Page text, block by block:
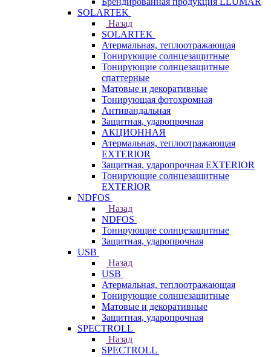
SOLARTEK
Назад
SOLARTEK
Атермальная, теплоотражающая
Тонирующие солнцезащитные
Тонирующие солнцезащитные
спаттерные
Матовые и декоративные
Тонирующая фотохромная
Антивандальная
Защитная, ударопрочная
АКЦИОННАЯ
Атермальная, теплоотражающая
EXTERIOR
Защитная, ударопрочная EXTERIOR
Тонирующие солнцезащитные
EXTERIOR
NDFOS
Назад
NDFOS
Тонирующие солнцезащитные
Защитная, ударопрочная
USB
Назад
USB
Атермальная, теплоотражающая
Тонирующие солнцезащитные
Матовые и декоративные
Защитная, ударопрочная
SPECTROLL
Назад
SPECTROLL